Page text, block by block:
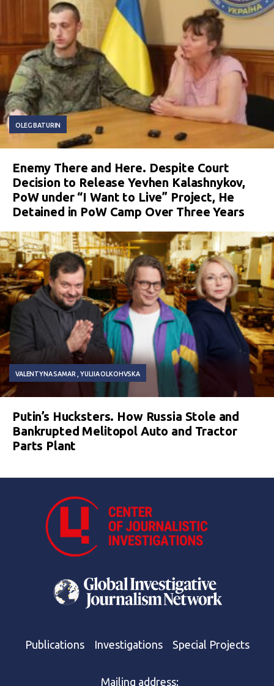
OLEG BATURIN
Enemy There and Here. Despite Court
Decision to Release Yevhen Kalashnykov,
PoW under “I Want to Live” Project, He
Detained in PoW Camp Over Three Years
VALENTYNA SAMAR YULIIA OLKOHVSKA
Putin’s Hucksters. How Russia Stole and
Bankrupted Melitopol Auto and Tractor
Parts Plant
Publications Investigations Special Projects
Mailing address: